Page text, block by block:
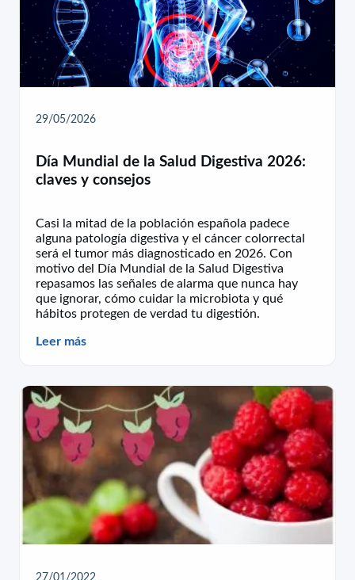
29/05/2026
Día Mundial de la Salud Digestiva 2026:
claves y consejos
Casi la mitad de la población española padece
alguna patología digestiva y el cáncer colorrectal
será el tumor más diagnosticado en 2026. Con
motivo del Día Mundial de la Salud Digestiva
repasamos las señales de alarma que nunca hay
que ignorar, cómo cuidar la microbiota y qué
hábitos protegen de verdad tu digestión.
Leer más
27/01/2022